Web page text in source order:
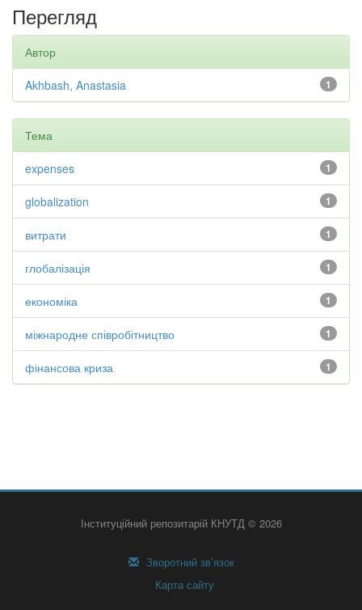
Перегляд
Автор
1
Akhbash, Anastasia
Тема
1
expenses
1
globalization
1
витрати
1
глобалізація
1
економіка
1
міжнародне співробітництво
1
фінансова криза
Інституційний репозитарій КНУТД © 2026
Зворотний зв’язок
Карта сайту